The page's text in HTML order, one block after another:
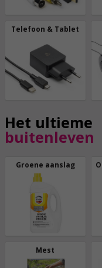
Telefoon & Tablet
Het ultieme
buitenleven
Groene aanslag
Mest